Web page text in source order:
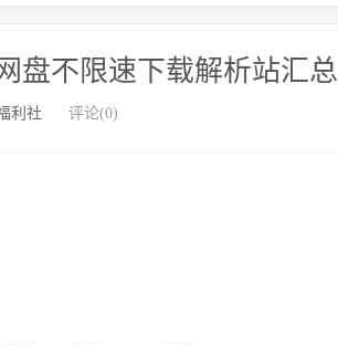
盘不限速下载解析站汇总
利社 评论(0)